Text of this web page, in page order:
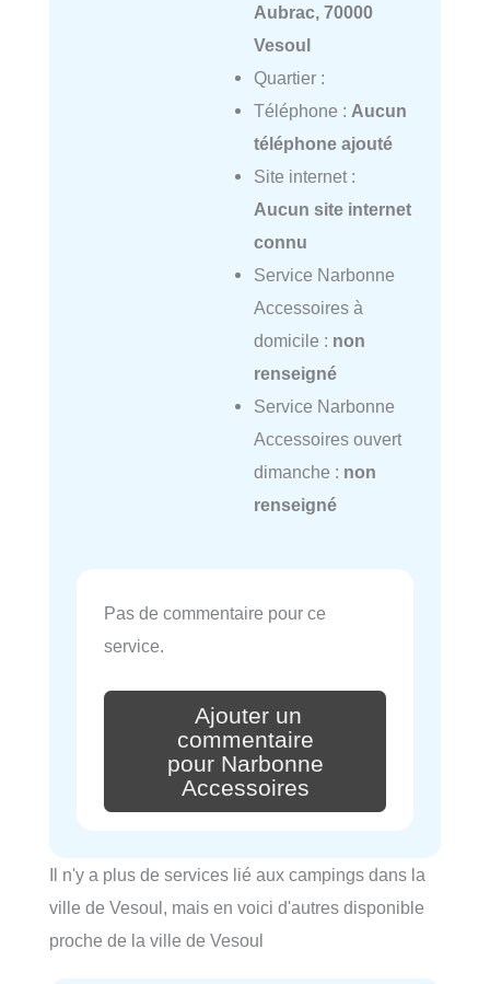
Aubrac, 70000
Vesoul
Quartier :
Téléphone : Aucun
téléphone ajouté
Site internet :
Aucun site internet
connu
Service Narbonne
Accessoires à
domicile : non
renseigné
Service Narbonne
Accessoires ouvert
dimanche : non
renseigné
Pas de commentaire pour ce
service.
Ajouter un
commentaire
pour Narbonne
Accessoires
Il n'y a plus de services lié aux campings dans la
ville de Vesoul, mais en voici d'autres disponible
proche de la ville de Vesoul